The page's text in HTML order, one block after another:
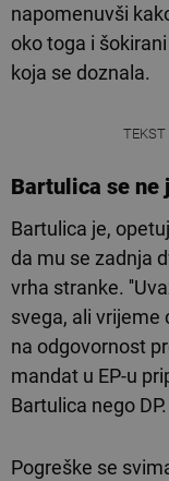
napomenuvši
oko toga i
koja se doznala.
TEKST
Bartulica se ne
Bartulica je,
da mu se zadnja
vrha stranke.
svega, ali vrijeme
na odgovornost
mandat u EP-u
Bartulica nego DP.
Pogreške se